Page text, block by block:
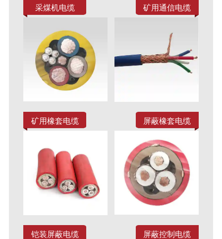
采煤机电缆 矿用通信电缆
矿用橡套电缆 屏蔽橡套电缆
铠装屏蔽电缆 屏蔽控制电缆